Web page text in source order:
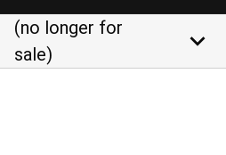
(no longer for
sale)
keyboard_arrow_down